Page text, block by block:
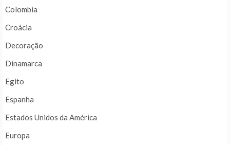
Colombia
Croácia
Decoração
Dinamarca
Egito
Espanha
Estados Unidos da América
Europa